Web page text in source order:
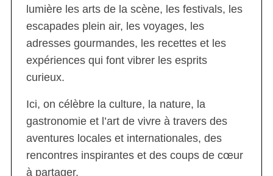
lumière les arts de la scène, les festivals, les
escapades plein air, les voyages, les
adresses gourmandes, les recettes et les
expériences qui font vibrer les esprits
curieux.
Ici, on célèbre la culture, la nature, la
gastronomie et l’art de vivre à travers des
aventures locales et internationales, des
rencontres inspirantes et des coups de cœur
à partager.